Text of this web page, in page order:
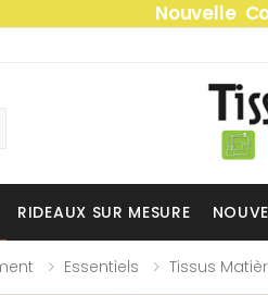
Nouvelle
RIDEAUX SUR MESURE
Essentiels Tissus